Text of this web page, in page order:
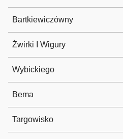
Bartkiewiczówny
Żwirki I Wigury
Wybickiego
Bema
Targowisko